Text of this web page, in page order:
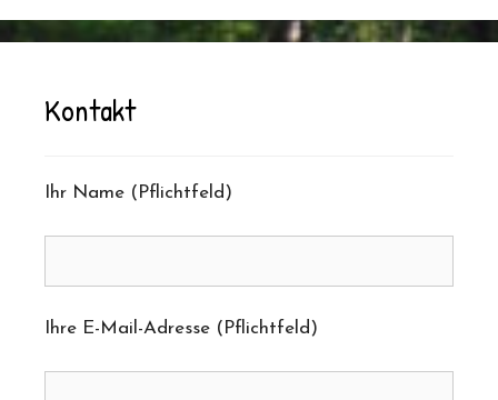
Kontakt
Ihr Name (Pflichtfeld)
Ihre E-Mail-Adresse (Pflichtfeld)